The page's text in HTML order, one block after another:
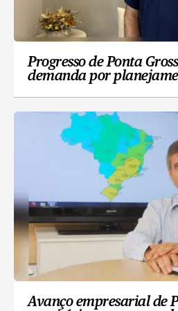
Progresso de Ponta
demanda por
Avanço empresarial de